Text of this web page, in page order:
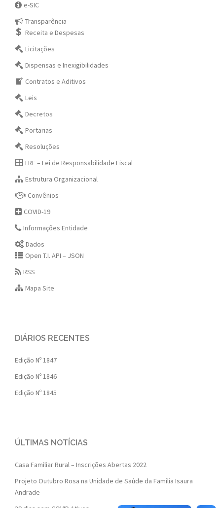
e-SIC
Transparência
Receita e Despesas
Licitações
Dispensas e Inexigibilidades
Contratos e Aditivos
Leis
Decretos
Portarias
Resoluções
LRF – Lei de Responsabilidade Fiscal
Estrutura Organizacional
Convênios
COVID-19
Informações Entidade
Dados
Open T.I. API – JSON
RSS
Mapa Site
DIÁRIOS RECENTES
Edição Nº 1847
Edição Nº 1846
Edição Nº 1845
ÚLTIMAS NOTÍCIAS
Casa Familiar Rural – Inscrições Abertas 2022
Projeto Outubro Rosa na Unidade de Saúde da Família Isaura
Andrade